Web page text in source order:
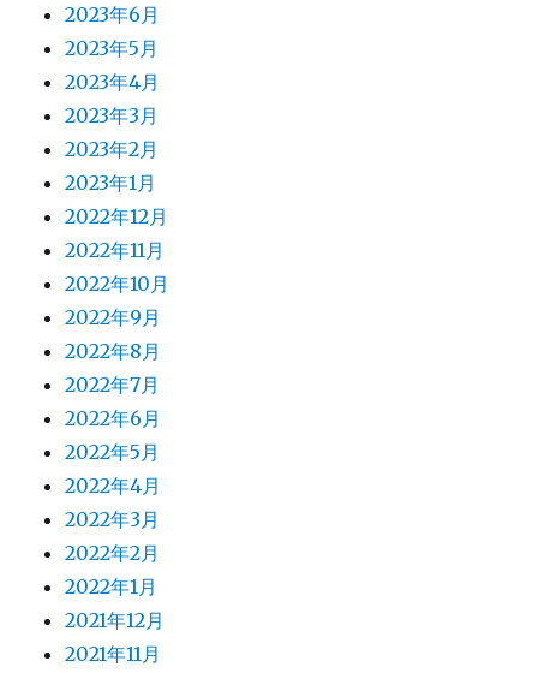
2023年6月
2023年5月
2023年4月
2023年3月
2023年2月
2023年1月
2022年12月
2022年11月
2022年10月
2022年9月
2022年8月
2022年7月
2022年6月
2022年5月
2022年4月
2022年3月
2022年2月
2022年1月
2021年12月
2021年11月